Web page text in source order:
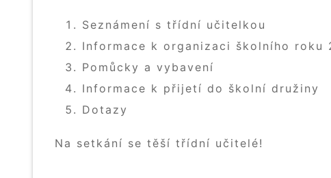
Seznámení s třídní učitelkou
Informace k organizaci školního roku
Pomůcky a vybavení
Informace k přijetí do školní družiny
Dotazy
Na setkání se těší třídní učitelé!